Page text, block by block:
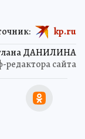
ДАНИЛИНА
редактора сайта
kp.ru